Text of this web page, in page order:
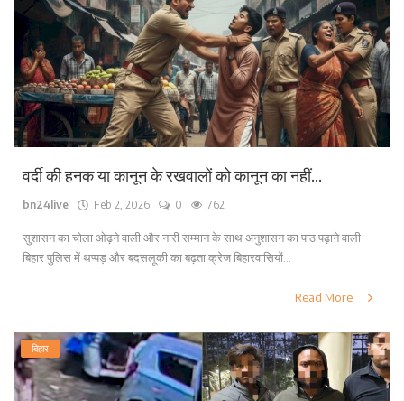
वर्दी की हनक या कानून के रखवालों को कानून का नहीं...
bn24live Feb 2, 2026 0 762
सुशासन का चोला ओढ़ने वाली और नारी सम्मान के साथ अनुशासन का पाठ पढ़ाने वाली
बिहार पुलिस में थप्पड़ और बदसलूकी का बढ़ता क्रेज बिहारवासियों...
Read More
बिहार